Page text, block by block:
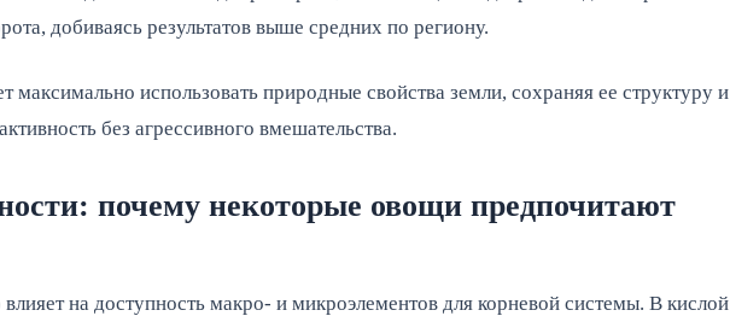
добиваясь результатов выше средних по региону.
максимально использовать природные свойства земли, сохраняя ее структуру и
без агрессивного вмешательства.
почему некоторые овощи предпочитают
на доступность макро- и микроэлементов для корневой системы. В кислой